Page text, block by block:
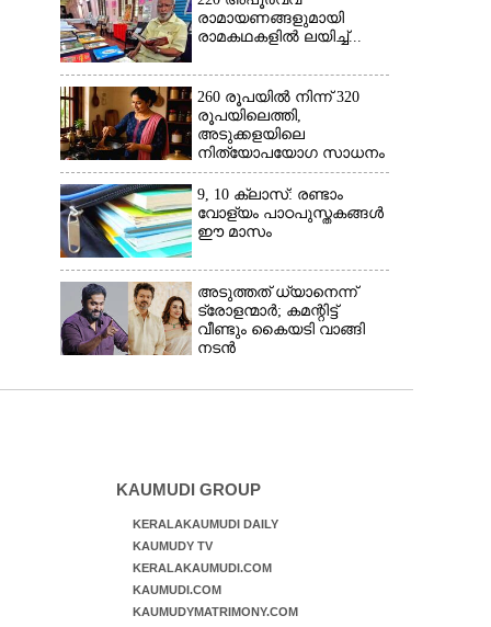
രാമായണങ്ങളുമായി
രാമകഥകളിൽ ലയിച്ച്...
260 രൂപയിൽ നിന്ന് 320
രൂപയിലെത്തി,
അടുക്കളയിലെ
നിത്യോപയോഗ സാധനം
വാങ്ങിയാൽ കൈപൊള്ളും
9, 10 ക്ലാസ്: രണ്ടാം
വോള്യം പാഠപുസ്തകങ്ങൾ
ഈ മാസം
അടുത്തത് ധ്യാനെന്ന്
ട്രോളന്മാർ; കമന്റിട്ട്
വീണ്ടും കൈയടി വാങ്ങി
നടൻ
KAUMUDI GROUP
KERALAKAUMUDI DAILY
KAUMUDY TV
KERALAKAUMUDI.COM
KAUMUDI.COM
KAUMUDYMATRIMONY.COM